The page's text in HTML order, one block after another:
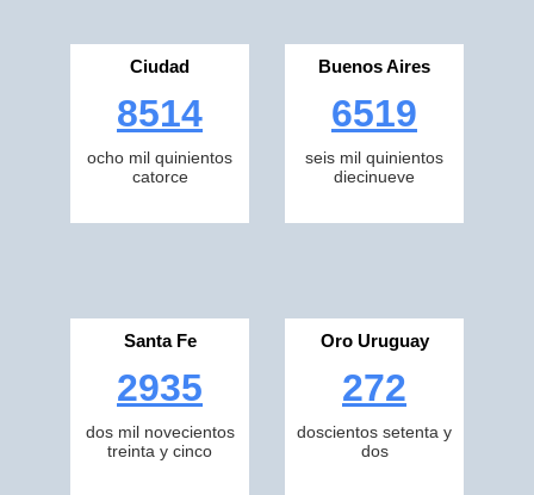
Ciudad
8514
ocho mil quinientos
catorce
Buenos Aires
6519
seis mil quinientos
diecinueve
Santa Fe
2935
dos mil novecientos
treinta y cinco
Oro Uruguay
272
doscientos setenta y
dos